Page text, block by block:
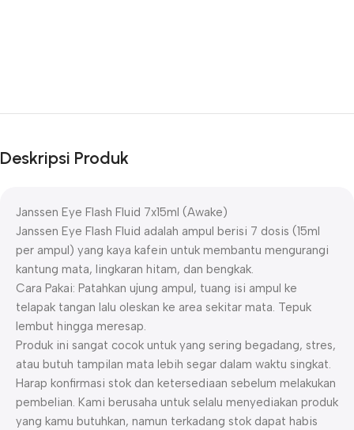
Deskripsi Produk
Janssen Eye Flash Fluid 7x15ml (Awake)
Janssen Eye Flash Fluid adalah ampul berisi 7 dosis (15ml
per ampul) yang kaya kafein untuk membantu mengurangi
kantung mata, lingkaran hitam, dan bengkak.
Cara Pakai: Patahkan ujung ampul, tuang isi ampul ke
telapak tangan lalu oleskan ke area sekitar mata. Tepuk
lembut hingga meresap.
Produk ini sangat cocok untuk yang sering begadang, stres,
atau butuh tampilan mata lebih segar dalam waktu singkat.
Harap konfirmasi stok dan ketersediaan sebelum melakukan
pembelian. Kami berusaha untuk selalu menyediakan produk
yang kamu butuhkan, namun terkadang stok dapat habis